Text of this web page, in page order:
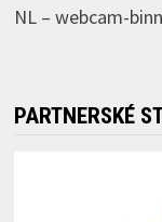
NL – webcam-
PARTNERSKÉ